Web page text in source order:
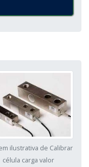
ilustrativa de Calibrar
célula carga valor